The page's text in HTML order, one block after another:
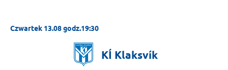
Czwartek 13.08 godz.19:30
KÍ Klaksvík